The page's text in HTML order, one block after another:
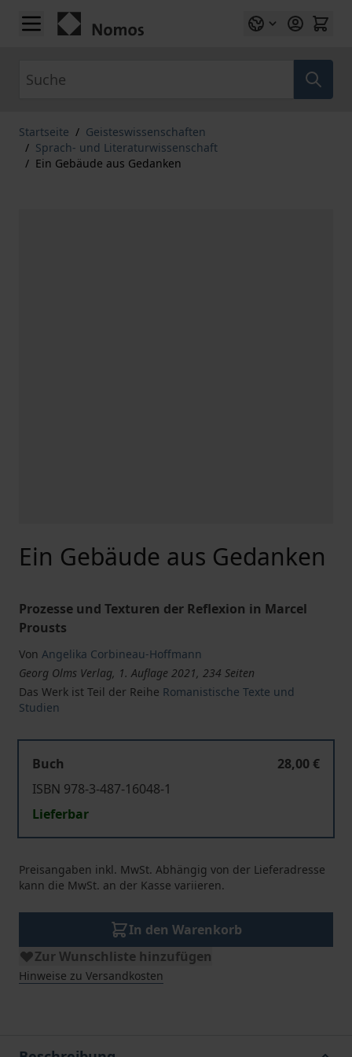
Zum Inhalt springen
Startseite / Geisteswissenschaften
/ Sprach- und Literaturwissenschaft
/ Ein Gebäude aus Gedanken
Ein Gebäude aus Gedanken
Prozesse und Texturen der Reflexion in Marcel
Prousts
Von Angelika Corbineau-Hoffmann
Georg Olms Verlag, 1. Auflage 2021, 234 Seiten
Das Werk ist Teil der Reihe Romanistische Texte und
Studien
Buch
28,00 €
ISBN 978-3-487-16048-1
Lieferbar
Preisangaben inkl. MwSt. Abhängig von der Lieferadresse
kann die MwSt. an der Kasse variieren.
In den Warenkorb
Zur Wunschliste hinzufügen
Hinweise zu Versandkosten